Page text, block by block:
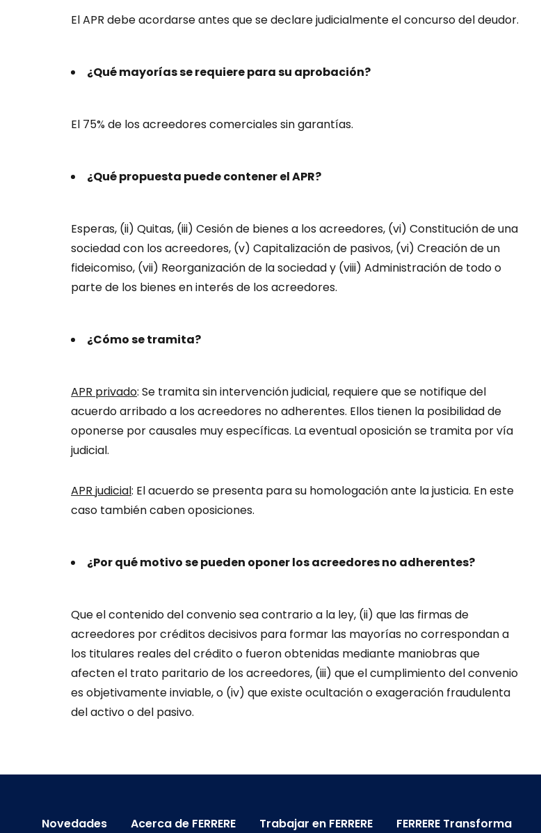
El APR debe acordarse antes que se declare judicialmente el concurso del deudor.
¿Qué mayorías se requiere para su aprobación?
El 75% de los acreedores comerciales sin garantías.
¿Qué propuesta puede contener el APR?
Esperas, (ii) Quitas, (iii) Cesión de bienes a los acreedores, (vi) Constitución de una
sociedad con los acreedores, (v) Capitalización de pasivos, (vi) Creación de un
fideicomiso, (vii) Reorganización de la sociedad y (viii) Administración de todo o
parte de los bienes en interés de los acreedores.
¿Cómo se tramita?
APR privado: Se tramita sin intervención judicial, requiere que se notifique del
acuerdo arribado a los acreedores no adherentes. Ellos tienen la posibilidad de
oponerse por causales muy específicas. La eventual oposición se tramita por vía
judicial.
APR judicial: El acuerdo se presenta para su homologación ante la justicia. En este
caso también caben oposiciones.
¿Por qué motivo se pueden oponer los acreedores no adherentes?
Que el contenido del convenio sea contrario a la ley, (ii) que las firmas de
acreedores por créditos decisivos para formar las mayorías no correspondan a
los titulares reales del crédito o fueron obtenidas mediante maniobras que
afecten el trato paritario de los acreedores, (iii) que el cumplimiento del convenio
es objetivamente inviable, o (iv) que existe ocultación o exageración fraudulenta
del activo o del pasivo.
Novedades Acerca de FERRERE Trabajar en FERRERE FERRERE Transforma